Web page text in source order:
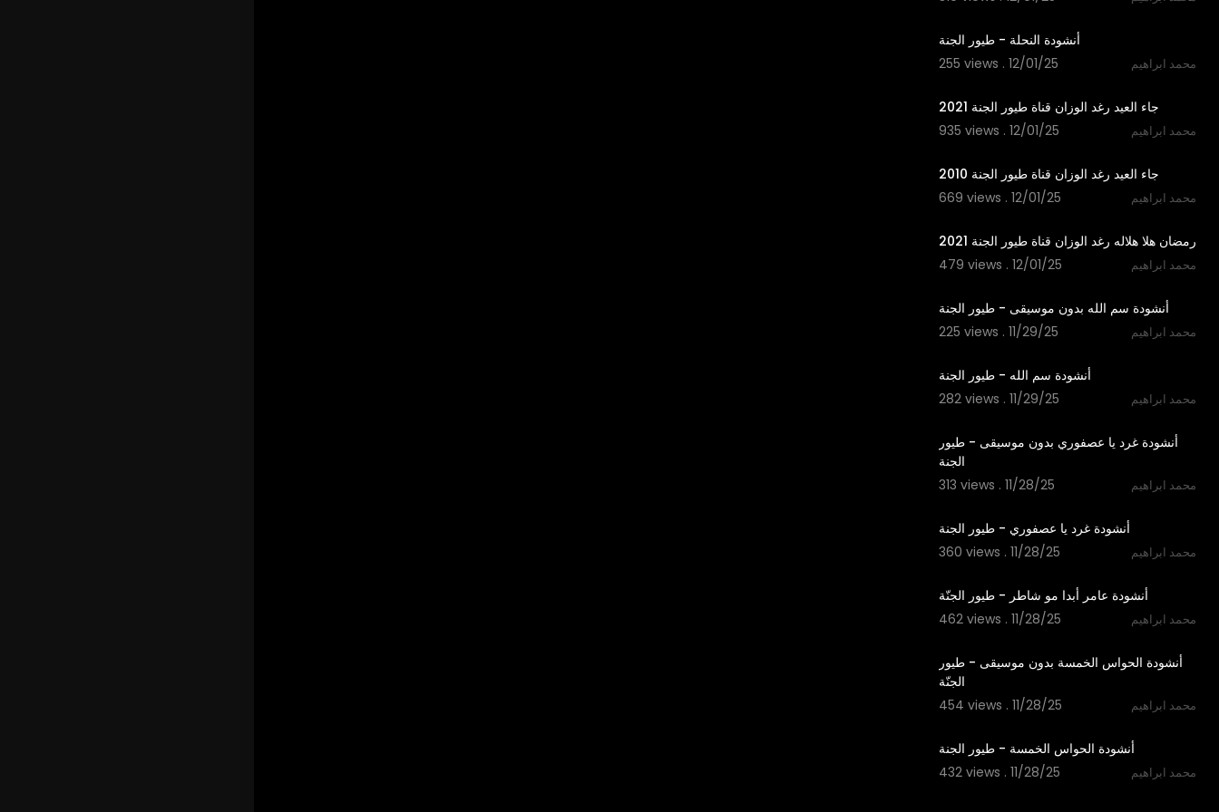
أنشودة النحلة - طيور الجنة
255 views . 12/01/25
محمد ابراهيم
جاء العيد رغد الوزان قناة طيور الجنة 2021
935 views . 12/01/25
محمد ابراهيم
جاء العيد رغد الوزان قناة طيور الجنة 2010
669 views . 12/01/25
محمد ابراهيم
رمضان هلا هلاله رغد الوزان قناة طيور الجنة 2021
479 views . 12/01/25
محمد ابراهيم
أنشودة سم الله بدون موسيقى - طيور الجنة
225 views . 11/29/25
محمد ابراهيم
أنشودة سم الله - طيور الجنة
282 views . 11/29/25
محمد ابراهيم
أنشودة غرد يا عصفوري بدون موسيقى - طيور
الجنة
313 views . 11/28/25
محمد ابراهيم
أنشودة غرد يا عصفوري - طيور الجنة
360 views . 11/28/25
محمد ابراهيم
أنشودة عامر أبدا مو شاطر - طيور الجنّة
462 views . 11/28/25
محمد ابراهيم
أنشودة الحواس الخمسة بدون موسيقى - طيور
الجنّة
454 views . 11/28/25
محمد ابراهيم
أنشودة الحواس الخمسة - طيور الجنة
432 views . 11/28/25
محمد ابراهيم